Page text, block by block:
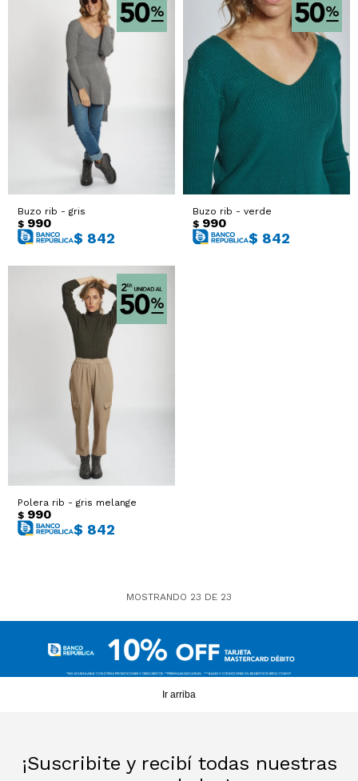
Buzo rib - gris
$ 990
$ 842
Buzo rib - verde
$ 990
$ 842
Polera rib - gris melange
$ 990
$ 842
MOSTRANDO 23 DE 23
Ir arriba
¡Suscribite y recibí todas nuestras